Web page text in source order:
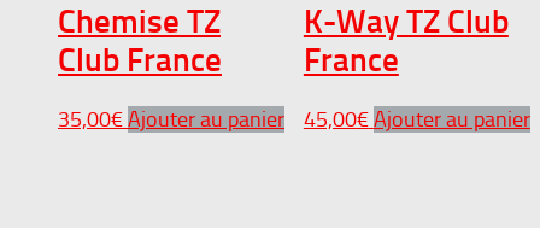
Chemise TZ
Club France
35,00€Ajouter au panier
K-Way TZ Club
France
45,00€Ajouter au panier